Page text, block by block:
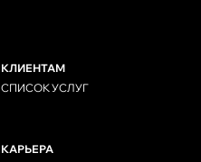
КЛИЕНТАМ
СПИСОК УСЛУГ
КАРЬЕРА